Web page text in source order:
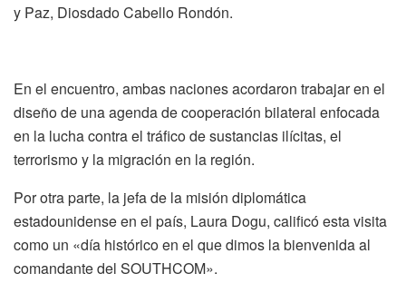
y Paz, Diosdado Cabello Rondón.
En el encuentro, ambas naciones acordaron trabajar en el
diseño de una agenda de cooperación bilateral enfocada
en la lucha contra el tráfico de sustancias ilícitas, el
terrorismo y la migración en la región.
Por otra parte, la jefa de la misión diplomática
estadounidense en el país, Laura Dogu, calificó esta visita
como un «día histórico en el que dimos la bienvenida al
comandante del SOUTHCOM».